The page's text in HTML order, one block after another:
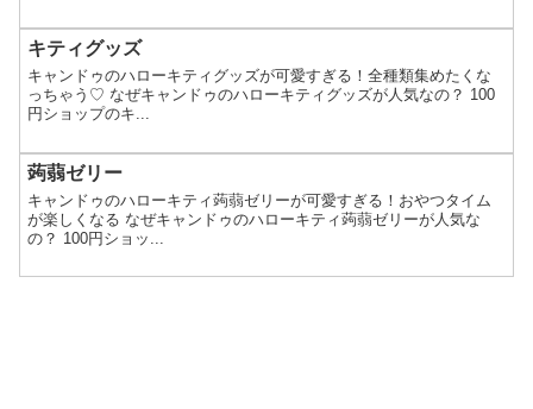
キティグッズ
キャンドゥのハローキティグッズが可愛すぎる！全種類集めたくな
っちゃう♡ なぜキャンドゥのハローキティグッズが人気なの？ 100
円ショップのキ...
蒟蒻ゼリー
キャンドゥのハローキティ蒟蒻ゼリーが可愛すぎる！おやつタイム
が楽しくなる なぜキャンドゥのハローキティ蒟蒻ゼリーが人気な
の？ 100円ショッ...